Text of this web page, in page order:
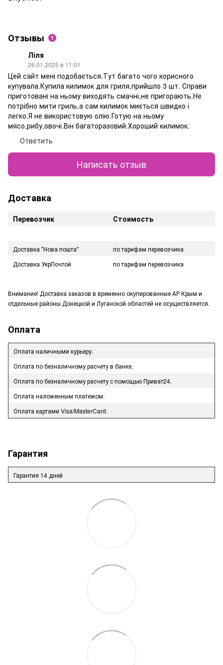
Отзывы 1
Ліля
26.01.2025 в 11:01
Цей сайт мені подобається.Тут багато чого корисного
купувала.Купила килимок для гриля,прийшло 3 шт. Справи
приготовані на ньому виходять смачні,не пригорають.Не
потрібно мити гриль,а сам килимок миється швидко і
легко.Я не використовую олію.Готую на ньому
мясо,рибу,овочі.Він багаторазовий.Хороший килимок.
Ответить
Написать отзыв
Доставка
Перевозчик Стоимость
Доставка "Нова пошта"
по тарифам перевозчика
Доставка УкрПочтой
по тарифам перевозчика
Внимание! Доставка заказов в временно окупированные АР Крым и
отдельные районы Донецкой и Луганской областей не осуществляется.
Оплата
Оплата наличными курьеру.
Оплата по безналичному расчету в банке.
Оплата по безналичному расчету с помощью Приват24.
Оплата наложенным платежом.
Оплата картами Visa/MasterCard.
Гарантия
Гарантия 14 дней